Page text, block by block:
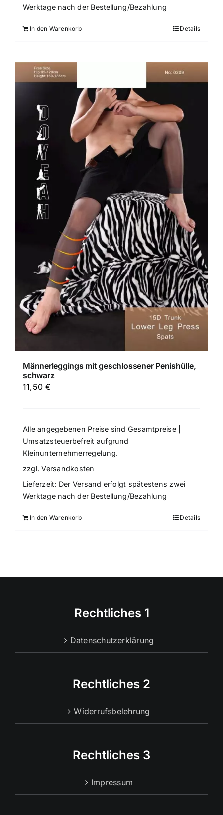
Werktage nach der Bestellung/Bezahlung
In den Warenkorb Details
Männerleggings mit geschlossener Penishülle,
schwarz
11,50€
Alle angegebenen Preise sind Gesamtpreise |
Umsatzsteuerbefreit aufgrund
Kleinunternehmerregelung.
zzgl.Versandkosten
Lieferzeit: Der Versand erfolgt spätestens zwei
Werktage nach der Bestellung/Bezahlung
In den Warenkorb Details
Rechtliches 1
Datenschutzerklärung
Rechtliches 2
Widerrufsbelehrung
Rechtliches 3
Impressum